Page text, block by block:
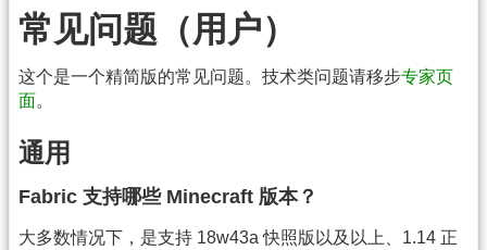
常见问题（用户）
这个是一个精简版的常见问题。技术类问题请移步专家页
面。
通用
Fabric 支持哪些 Minecraft 版本？
大多数情况下，是支持 18w43a 快照版以及以上、1.14 正